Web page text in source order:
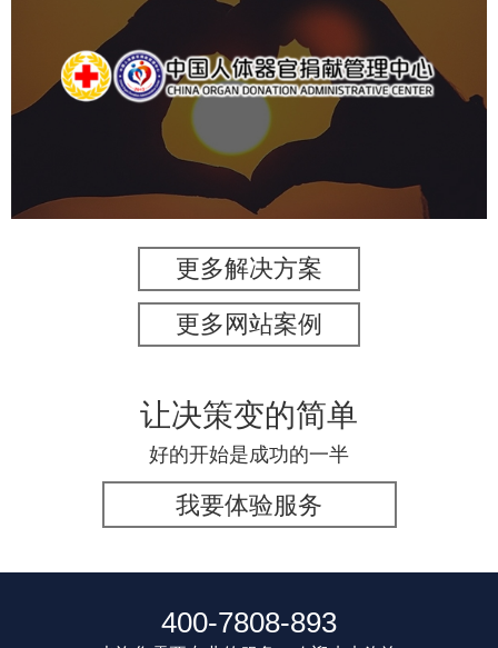
中国人体器官捐献管理中心
国企 品牌官网 网站建设
更多解决方案
更多网站案例
让决策变的简单
好的开始是成功的一半
我要体验服务
400-7808-893